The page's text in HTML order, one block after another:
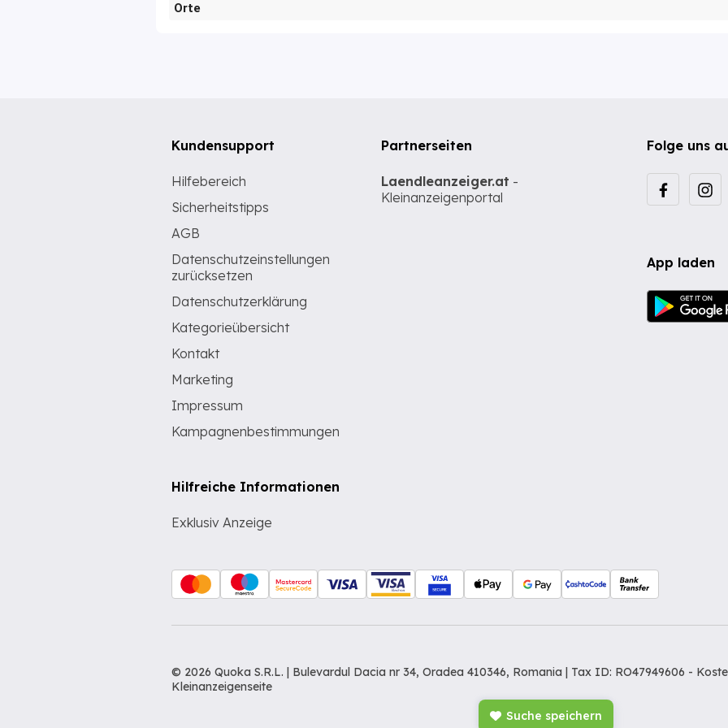
Orte
Suche speichern
Folge uns
App laden
Kundensupport
Hilfebereich
Sicherheitstipps
AGB
Datenschutzeinstellungen
zurücksetzen
Datenschutzerklärung
Kategorieübersicht
Kontakt
Marketing
Impressum
Kampagnenbestimmungen
Hilfreiche Informationen
Exklusiv Anzeige
Partnerseiten
Laendleanzeiger.at -
Kleinanzeigenportal
© 2026 Quoka S.R.L. | Bulevardul Dacia nr 34, Oradea 410346, Romania | Tax ID: RO47949606 -
Kleinanzeigenseite